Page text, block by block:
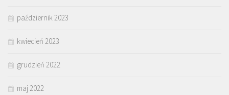
październik 2023
kwiecień 2023
grudzień 2022
maj 2022